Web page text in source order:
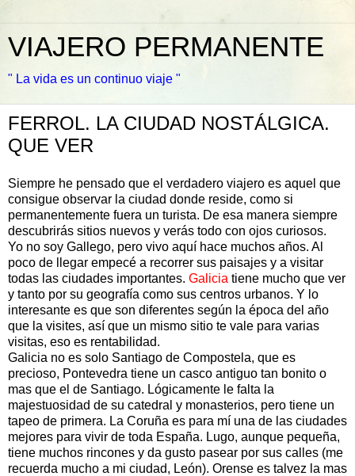
VIAJERO PERMANENTE
" La vida es un continuo viaje "
FERROL. LA CIUDAD NOSTÁLGICA.
QUE VER
Siempre he pensado que el verdadero viajero es aquel que
consigue observar la ciudad donde reside, como si
permanentemente fuera un turista. De esa manera siempre
descubrirás sitios nuevos y verás todo con ojos curiosos.
Yo no soy Gallego, pero vivo aquí hace muchos años. Al
poco de llegar empecé a recorrer sus paisajes y a visitar
todas las ciudades importantes. Galicia tiene mucho que ver
y tanto por su geografía como sus centros urbanos. Y lo
interesante es que son diferentes según la época del año
que la visites, así que un mismo sitio te vale para varias
visitas, eso es rentabilidad.
Galicia no es solo Santiago de Compostela, que es
precioso, Pontevedra tiene un casco antiguo tan bonito o
mas que el de Santiago. Lógicamente le falta la
majestuosidad de su catedral y monasterios, pero tiene un
tapeo de primera. La Coruña es para mí una de las ciudades
mejores para vivir de toda España. Lugo, aunque pequeña,
tiene muchos rincones y da gusto pasear por sus calles (me
recuerda mucho a mi ciudad, León). Orense es talvez la mas